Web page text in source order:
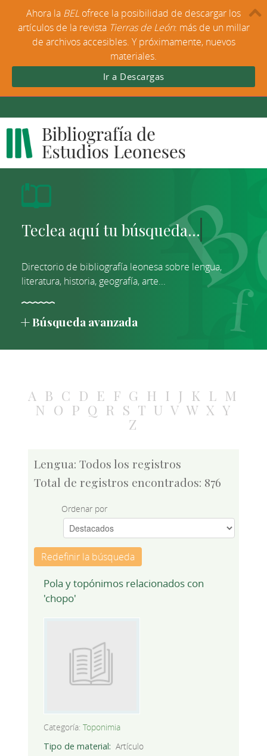
Directorio de bibliografía leonesa sobre lengua,
literatura, historia, geografía, arte...
Búsqueda avanzada
A B C D E F G H I J K L M
N O P Q R S T U V W X Y
Z
Lengua: Todos los registros
Total de registros encontrados: 876
Ordenar por
Redefinir la búsqueda
Pola y topónimos relacionados con
'chopo'
Categoría: Toponimia
Tipo de material
Artículo
Ahora la BEL ofrece la posibilidad de descargar los
artículos de la revista Tierras de León: más de un millar
de archivos accesibles. Y próximamente, nuevos
materiales.
Ir a Descargas